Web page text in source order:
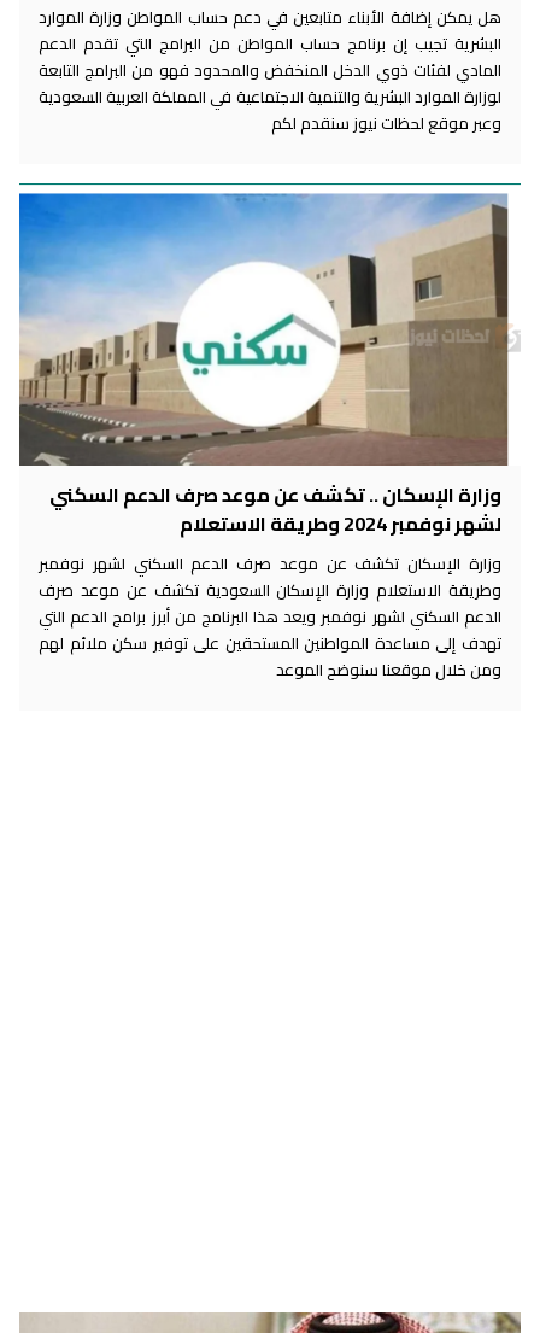
هل يمكن إضافة الأبناء متابعين في دعم حساب المواطن وزارة الموارد
البشرية تجيب إن برنامج حساب المواطن من البرامج التي تقدم الدعم
المادي لفئات ذوي الدخل المنخفض والمحدود فهو من البرامج التابعة
لوزارة الموارد البشرية والتنمية الاجتماعية في المملكة العربية السعودية
وعبر موقع لحظات نيوز سنقدم لكم
وزارة الإسكان .. تكشف عن موعد صرف الدعم السكني
لشهر نوفمبر 2024 وطريقة الاستعلام
وزارة الإسكان تكشف عن موعد صرف الدعم السكني لشهر نوفمبر
وطريقة الاستعلام وزارة الإسكان السعودية تكشف عن موعد صرف
الدعم السكني لشهر نوفمبر ويعد هذا البرنامج من أبرز برامج الدعم التي
تهدف إلى مساعدة المواطنين المستحقين على توفير سكن ملائم لهم
ومن خلال موقعنا سنوضح الموعد